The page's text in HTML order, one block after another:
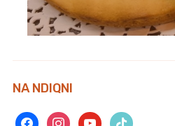
NA NDIQNI
facebookinstagramyoutubetiktok